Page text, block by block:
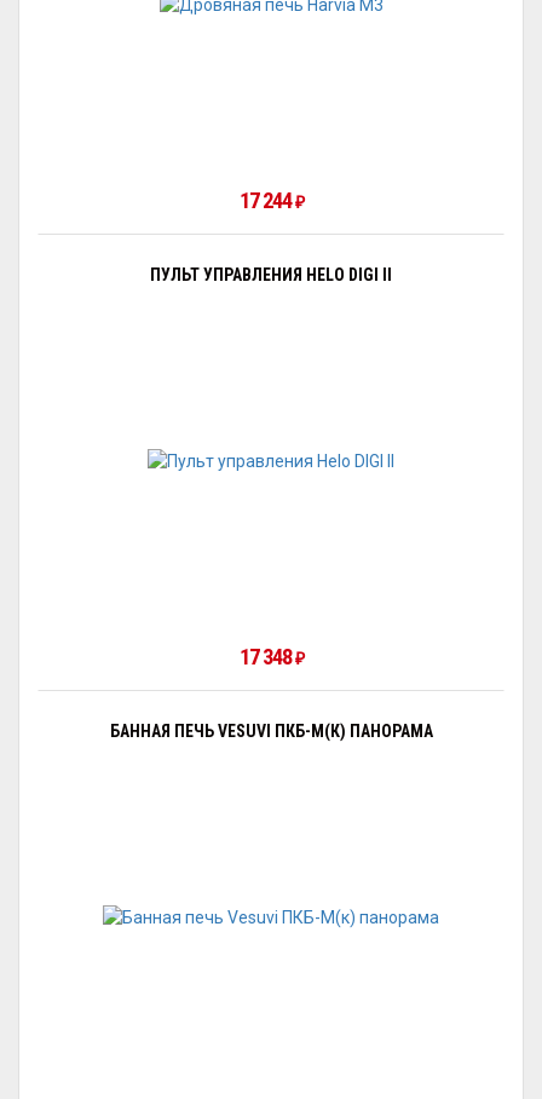
17 244₽
ПУЛЬТ УПРАВЛЕНИЯ HELO DIGI II
17 348₽
БАННАЯ ПЕЧЬ VESUVI ПКБ-М(К) ПАНОРАМА